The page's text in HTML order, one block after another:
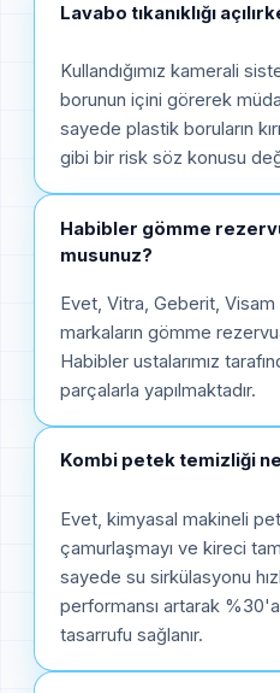
Lavabo tıkanıklığı
Kullandığımız kamerali
borunun içini görerek
sayede plastik boruların
gibi bir risk söz konusu
Habibler gömme
musunuz?
Evet, Vitra, Geberit,
markaların gömme
Habibler ustalarımız
parçalarla yapılmaktadır.
Kombi petek temizliği ne
Evet, kimyasal makineli
çamurlaşmayı ve kireci
sayede su sirkülasyonu
performansı artarak
tasarrufu sağlanır.